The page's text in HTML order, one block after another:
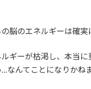
脳のエネルギーは確実
ギーが枯渇し、本当
なんてことになりかね